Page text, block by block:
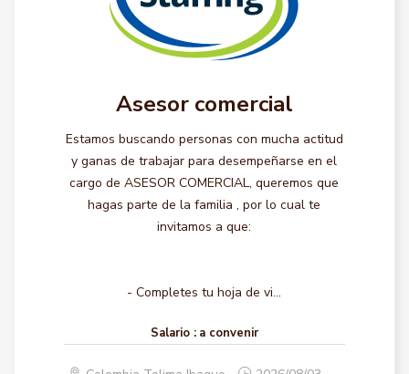
Asesor comercial
Estamos buscando personas con mucha actitud
y ganas de trabajar para desempeñarse en el
cargo de ASESOR COMERCIAL, queremos que
hagas parte de la familia , por lo cual te
invitamos a que:
- Completes tu hoja de vi...
Salario : a convenir